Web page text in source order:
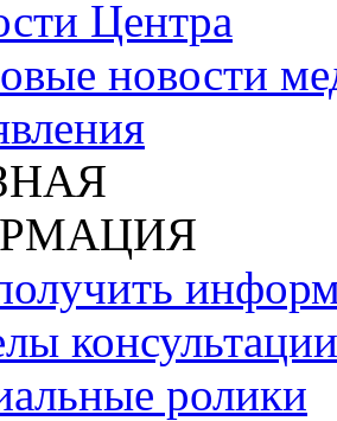
Центра
новости
консультации
ролики